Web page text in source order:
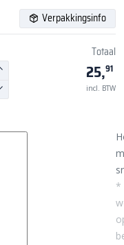
Verpakkingsinfo
Totaal
25,91
incl. BTW
*